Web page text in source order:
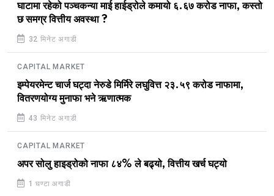
घाटामा रहेको पञ्चकन्या माई हाईड्रोले कमायो ६.६७ करोड नाफा, कस्तो
छ समग्र वित्तीय अवस्था ?
32 मिनेट अगाडी
CAPITAL MARKET
इम्पेयरमेन्ट चार्ज घट्दा नेरुडे मिर्मिरे लघुवित्त २३.५९ करोड नाफामा,
वितरणयोग्य मुनाफा भने ऋणात्मक
43 मिनेट अगाडी
CAPITAL MARKET
अपर सोलु हाइड्रोको नाफा ८४% ले बढ्यो, वित्तीय खर्च घट्यो
1 घण्टा अगाडी